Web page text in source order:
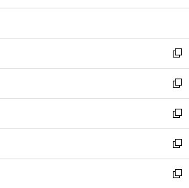
開
ウ
開
く
ン
ウ
で
開
く
ウ
ン
ド
ウ
で
開
く
新
し
い
ウ
ィ
ン
ド
ウ
で
新
し
い
ウ
ィ
ン
ド
新
し
い
ウ
ィ
新
し
い
新